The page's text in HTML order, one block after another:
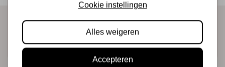
Cookie instellingen
Alles weigeren
Accepteren